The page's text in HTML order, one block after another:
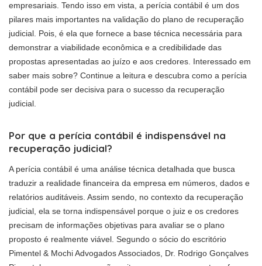
empresariais. Tendo isso em vista, a perícia contábil é um dos
pilares mais importantes na validação do plano de recuperação
judicial. Pois, é ela que fornece a base técnica necessária para
demonstrar a viabilidade econômica e a credibilidade das
propostas apresentadas ao juízo e aos credores. Interessado em
saber mais sobre? Continue a leitura e descubra como a perícia
contábil pode ser decisiva para o sucesso da recuperação
judicial.
Por que a perícia contábil é indispensável na
recuperação judicial?
A perícia contábil é uma análise técnica detalhada que busca
traduzir a realidade financeira da empresa em números, dados e
relatórios auditáveis. Assim sendo, no contexto da recuperação
judicial, ela se torna indispensável porque o juiz e os credores
precisam de informações objetivas para avaliar se o plano
proposto é realmente viável. Segundo o sócio do escritório
Pimentel & Mochi Advogados Associados, Dr. Rodrigo Gonçalves